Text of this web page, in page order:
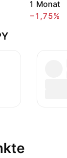
1 Monat
−1,75%